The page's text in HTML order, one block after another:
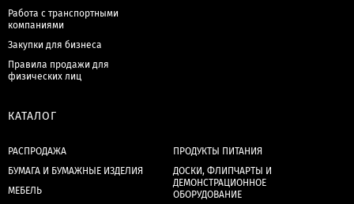
Работа с транспортными
компаниями
Закупки для бизнеса
Правила продажи для
физических лиц
КАТАЛОГ
РАСПРОДАЖА
БУМАГА И БУМАЖНЫЕ ИЗДЕЛИЯ
МЕБЕЛЬ
ПРОДУКТЫ ПИТАНИЯ
ДОСКИ, ФЛИПЧАРТЫ И
ДЕМОНСТРАЦИОННОЕ
ОБОРУДОВАНИЕ